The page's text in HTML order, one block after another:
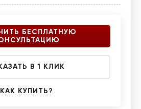
БЕСПЛАТНУЮ
В 1 КЛИК
КАК КУПИТЬ?